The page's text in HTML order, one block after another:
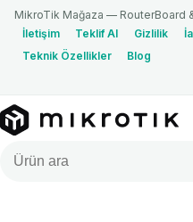
MikroTik Mağaza — RouterBoard
İletişim
Teklif Al Gizlilik
Teknik Özellikler
Blog